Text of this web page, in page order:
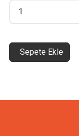
Sepete Ekle